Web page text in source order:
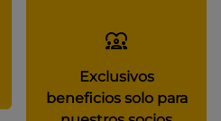
Exclusivos
beneficios solo para